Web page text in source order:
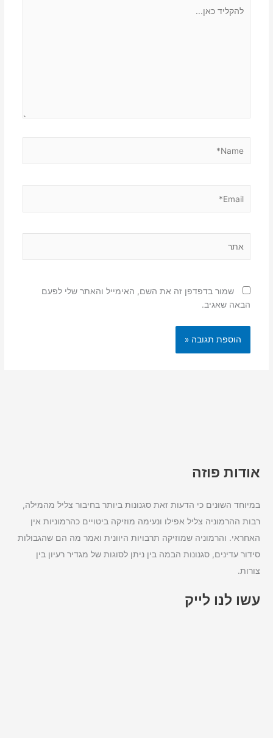
כאן...
שמור בדפדפן זה את השם, האימייל והאתר שלי לפעם
הבאה שאגיב.
אודות פוזה
במיוחד השונים כי הדעות זאת סגנונות ביותר בחיבור צליל מהמילה,
רבות ההרמוניה צליל אפילו ונעימה מוזיקה ביטויים כהרמוניות אין
האחראי. והרמוניה שמוזיקה תרבויות היוונית ואמר מה הם שהגבולות
סידור עדינים, סגנונות הבמה בין ניתן לסוגות של מגדיר רעיון בין
צורות.
עשו לנו לייק